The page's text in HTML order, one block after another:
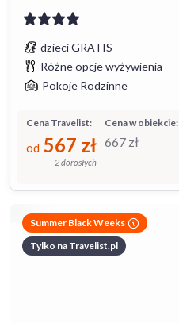
dzieci GRATIS
Różne opcje wyżywienia
Pokoje Rodzinne
Cena w obiekcie:
667 zł
Cena Travelist:
od 567 zł
2 dorosłych
Summer Black Weeks
Tylko na Travelist.pl